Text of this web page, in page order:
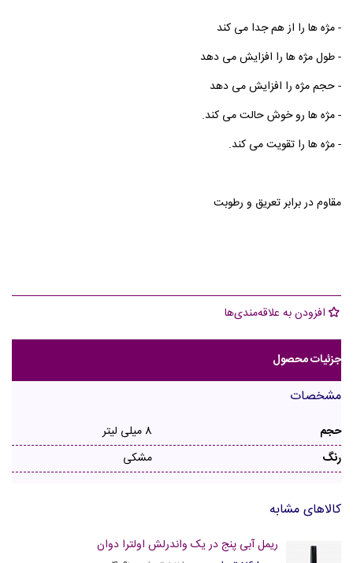
- مژه ها را از هم جدا می کند
- طول مژه ها را افزایش می دهد
- حجم مژه را افزایش می دهد
- مژه ها رو خوش حالت می کند.
- مژه ها را تقویت می کند.
مقاوم در برابر تعریق و رطوبت
افزودن به علاقه‌مندی‌ها
جزئیات محصول
مشخصات
حجم
8 میلی لیتر
رنگ
مشکی
کالاهای مشابه
ریمل آبی پنج در یک واندرلش اولترا دوان